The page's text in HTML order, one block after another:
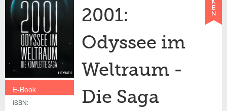
E-Book
ISBN:
2001:
Odyssee im
Weltraum -
Die Saga